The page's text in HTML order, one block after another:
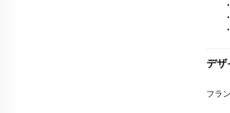
デザ
フラ